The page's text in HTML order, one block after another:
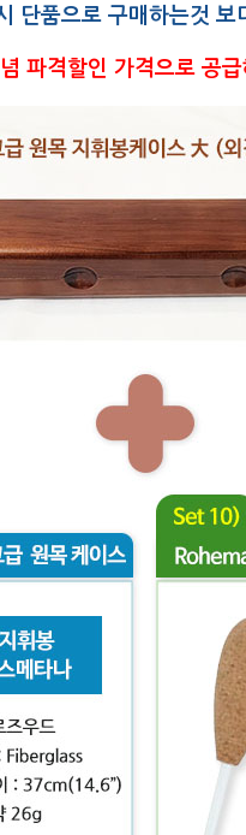
단품으로 구매하는것 보
파격할인 가격으로 공